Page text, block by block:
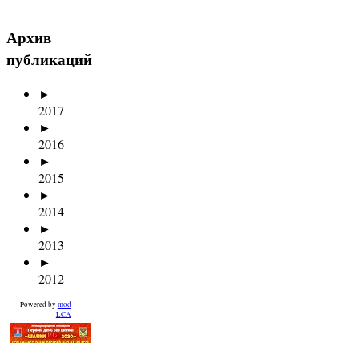
Архив
публикаций
►
2017
►
2016
►
2015
►
2014
►
2013
►
2012
Powered by mod
LCA